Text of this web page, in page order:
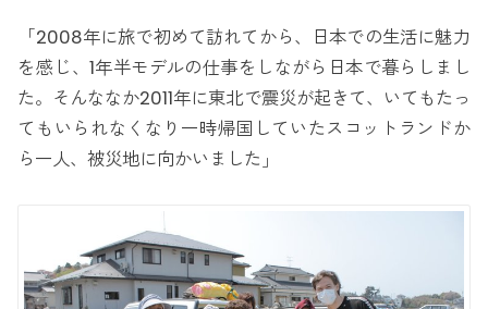
「2008年に旅で初めて訪れてから、日本での生活に魅力
を感じ、1年半モデルの仕事をしながら日本で暮らしまし
た。そんななか2011年に東北で震災が起きて、いてもたっ
てもいられなくなり一時帰国していたスコットランドか
ら一人、被災地に向かいました」